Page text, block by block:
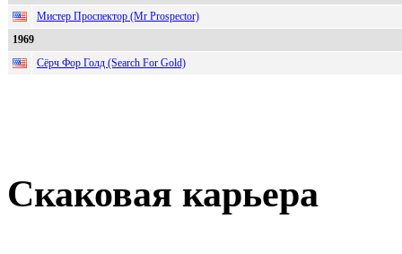
Мистер Проспектор (Mr Prospector)
1969
Сёрч Фор Голд (Search For Gold)
Скаковая карьера